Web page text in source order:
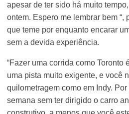
apesar de ter sido há muito
ontem. Espero me lembrar bem “,
que teme por enquanto encarar
sem a devida experiência.
“Fazer uma corrida como Toronto
uma pista muito exigente, e você
quilometragem como em Indy.
semana sem ter dirigido o carro